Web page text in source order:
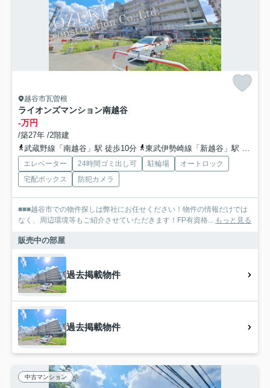
越谷市瓦曽根
ライオンズマンション南越谷
-万円
/築27年 /2階建
武蔵野線「南越谷」駅 徒歩10分
東武伊勢崎線「新越谷」駅 徒歩11分
エレベーター 24時間ゴミ出し可 駐輪場
オートロック
宅配ボックス
防犯カメラ
■■■越谷市での物件探しは弊社にお任せください！物件の情報だけでは
なく、周辺環境等もご紹介させていただきます！FP有資格... もっと見る
販売中の部屋
過去掲載物件
過去掲載物件
中古マンション